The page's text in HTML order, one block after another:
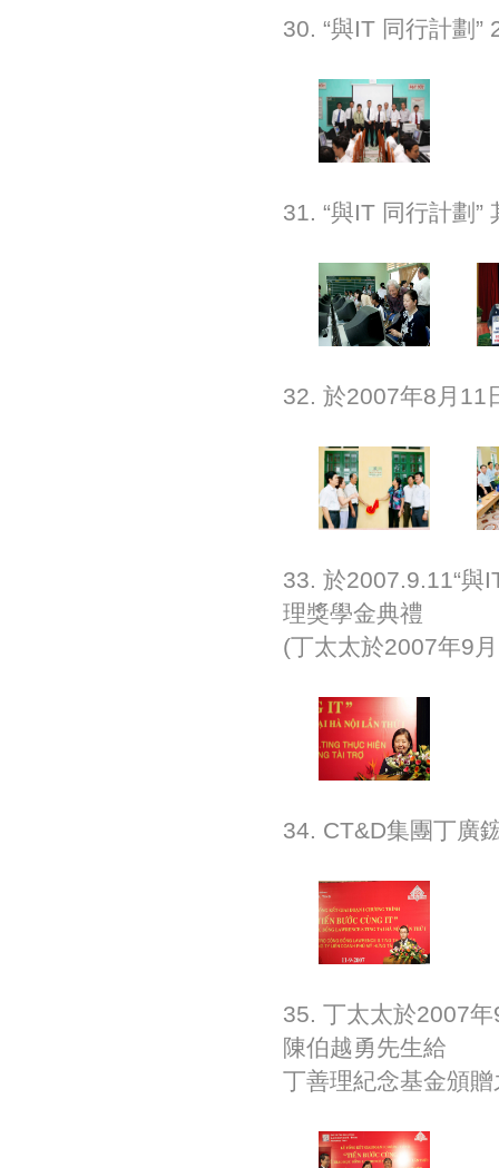
30. “與IT 同行計劃
31. “與IT 同行計劃”
32. 於2007年8月11
33. 於2007.9.11“與
理獎學金典禮
(丁太太於2007年9
34. CT&D集團丁廣
35. 丁太太於2007
陳伯越勇先生給
丁善理紀念基金頒